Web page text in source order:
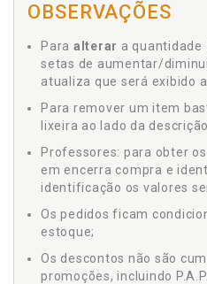
OBSERVAÇÕES
Para alterar a quantidade
setas de aumentar/
atualiza que será exibido
Para remover um item
lixeira ao lado da
Professores: para obter
em encerra compra e
identificação os valores
Os pedidos ficam
estoque;
Os descontos não são
promoções, incluindo